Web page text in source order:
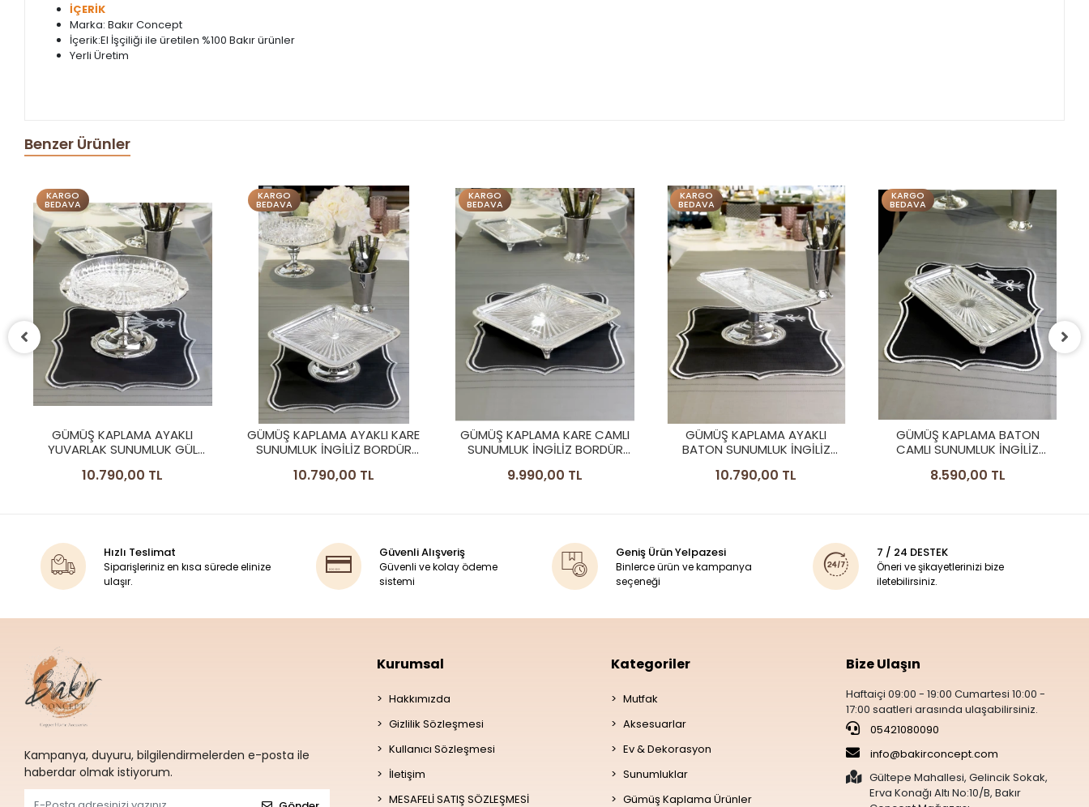
İÇERİK
Marka: Bakır Concept
İçerik:El İşçiliği ile üretilen %100 Bakır ürünler
Yerli Üretim
Benzer Ürünler
KARGO
BEDAVA
GÜMÜŞ KAPLAMA AYAKLI KARE
SUNUMLUK İNGİLİZ BORDÜR
10.790,00 TL
KARGO
BEDAVA
GÜMÜŞ KAPLAMA KARE CAMLI
SUNUMLUK İNGİLİZ BORDÜR
9.990,00 TL
KARGO
BEDAVA
GÜMÜŞ KAPLAMA AYAKLI
BATON SUNUMLUK İNGİLİZ
10.790,00 TL
KARGO
BEDAVA
GÜMÜŞ KAPLAMA BATON
CAMLI SUNUMLUK İNGİLİZ
8.590,00 TL
KARGO
BEDAVA
GÜMÜŞ KAPLAMA STANDLI
SUNUMLUK
3.890,00 TL
Hızlı Teslimat
Siparişleriniz en kısa sürede elinize
ulaşır.
Güvenli Alışveriş
Güvenli ve kolay ödeme
sistemi
Geniş Ürün Yelpazesi
Binlerce ürün ve kampanya
seçeneği
7 / 24 DESTEK
Öneri ve şikayetlerinizi bize
iletebilirsiniz.
Kampanya, duyuru, bilgilendirmelerden e-posta ile
haberdar olmak istiyorum.
Kurumsal
Hakkımızda
Gizlilik Sözleşmesi
Kullanıcı Sözleşmesi
İletişim
MESAFELİ SATIŞ SÖZLEŞMESİ
Kategoriler
Mutfak
Aksesuarlar
Ev & Dekorasyon
Sunumluklar
Gümüş Kaplama Ürünler
Bize Ulaşın
Haftaiçi 09:00 - 19:00 Cumartesi 10:00 -
17:00 saatleri arasında ulaşabilirsiniz.
05421080090
info@bakirconcept.com
Gültepe Mahallesi, Gelincik Sokak,
Erva Konağı Altı No:10/B, Bakır